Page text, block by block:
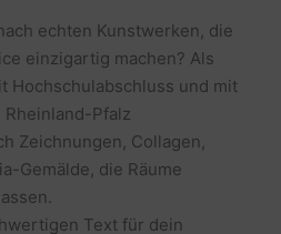
echten Kunstwerken, die
einzigartig machen? Als
Hochschulabschluss und mit
Pfalz
Zeichnungen, Collagen,
Gemälde, die Räume
Text für dein